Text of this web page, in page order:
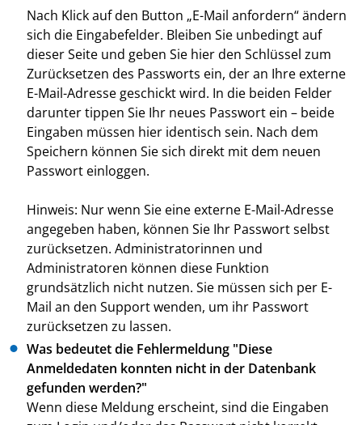
Nach Klick auf den Button „E-Mail anfordern“ ändern
sich die Eingabefelder. Bleiben Sie unbedingt auf
dieser Seite und geben Sie hier den Schlüssel zum
Zurücksetzen des Passworts ein, der an Ihre externe
E-Mail-Adresse geschickt wird. In die beiden Felder
darunter tippen Sie Ihr neues Passwort ein – beide
Eingaben müssen hier identisch sein. Nach dem
Speichern können Sie sich direkt mit dem neuen
Passwort einloggen.
Hinweis: Nur wenn Sie eine externe E-Mail-Adresse
angegeben haben, können Sie Ihr Passwort selbst
zurücksetzen. Administratorinnen und
Administratoren können diese Funktion
grundsätzlich nicht nutzen. Sie müssen sich per E-
Mail an den Support wenden, um ihr Passwort
zurücksetzen zu lassen.
Was bedeutet die Fehlermeldung "Diese
Anmeldedaten konnten nicht in der Datenbank
gefunden werden?"
Wenn diese Meldung erscheint, sind die Eingaben